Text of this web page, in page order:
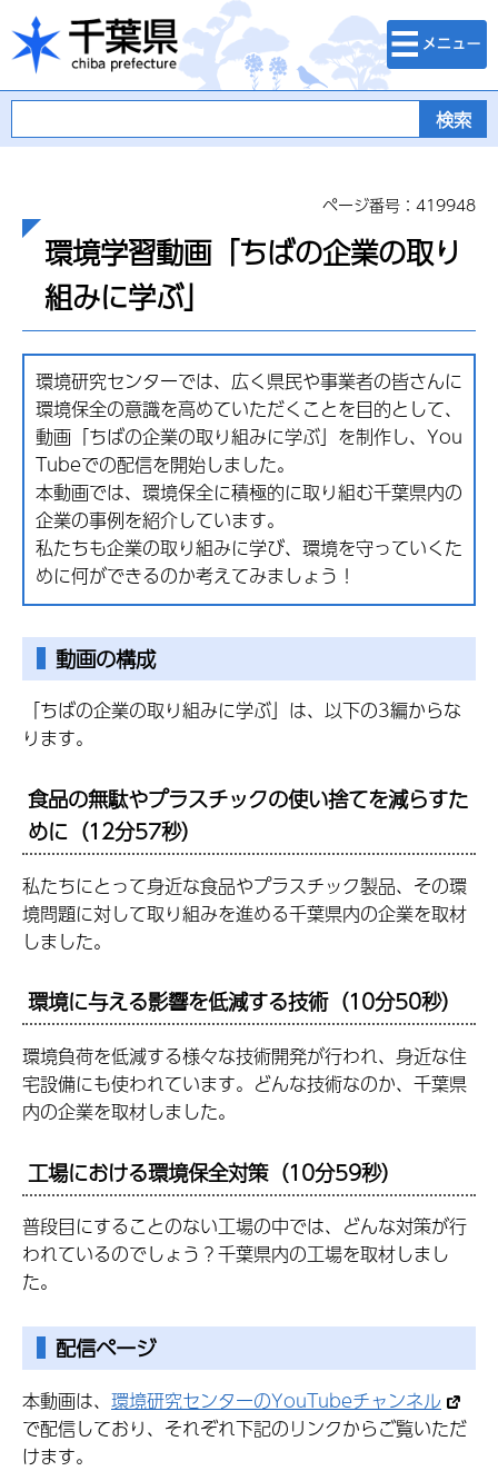
千葉県
検索・メニュ
ー
ページ番号：419948
環境学習動画「ちばの企業の取り
組みに学ぶ」
環境研究センターでは、広く県民や事業者の皆さんに
環境保全の意識を高めていただくことを目的として、
動画「ちばの企業の取り組みに学ぶ」を制作し、You
Tubeでの配信を開始しました。
本動画では、環境保全に積極的に取り組む千葉県内の
企業の事例を紹介しています。
私たちも企業の取り組みに学び、環境を守っていくた
めに何ができるのか考えてみましょう！
動画の構成
「ちばの企業の取り組みに学ぶ」は、以下の3編からな
ります。
食品の無駄やプラスチックの使い捨てを減らすた
めに（12分57秒）
私たちにとって身近な食品やプラスチック製品、その環
境問題に対して取り組みを進める千葉県内の企業を取材
しました。
環境に与える影響を低減する技術（10分50秒）
環境負荷を低減する様々な技術開発が行われ、身近な住
宅設備にも使われています。どんな技術なのか、千葉県
内の企業を取材しました。
工場における環境保全対策（10分59秒）
普段目にすることのない工場の中では、どんな対策が行
われているのでしょう？千葉県内の工場を取材しまし
た。
配信ページ
本動画は、 環境研究センターのYouTubeチャンネル
で配信しており、それぞれ下記のリンクからご覧いただ
けます。